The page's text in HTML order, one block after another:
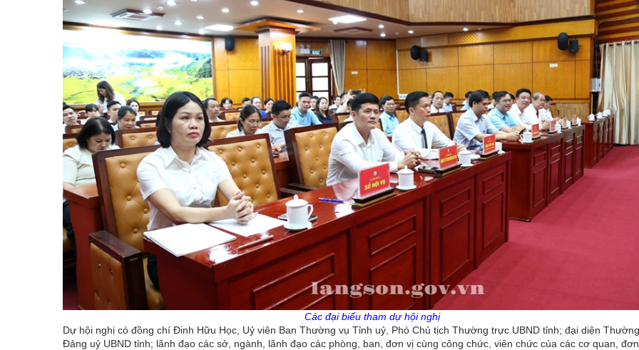
Các đại biểu tham dự hội nghị
Dự hội nghị có đồng chí Đinh Hữu Học, Uỷ viên Ban Thường vụ Tỉnh uỷ, Phó Chủ tịch Thường trực UBND tỉnh; đại diện
Đảng uỷ UBND tỉnh; lãnh đạo các sở, ngành, lãnh đạo các phòng, ban, đơn vị cùng công chức, viên chức của các cơ quan,